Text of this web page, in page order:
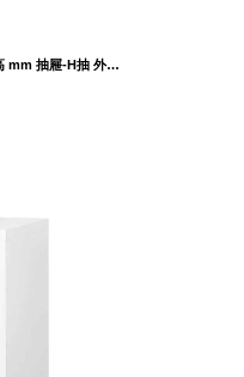
櫃體 321寬 X 400深 X 1490高 mm 抽屜-H抽 外徑 270寬 X 406深 X 81.5高 mm 內徑 265寬 X 382深 X 78高 mm